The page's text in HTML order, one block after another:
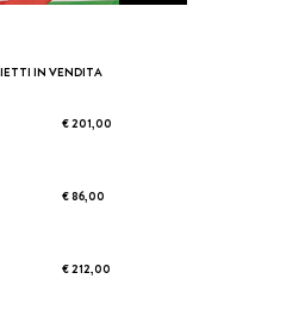
IN VENDITA
€ 201,00
€ 86,00
€ 212,00